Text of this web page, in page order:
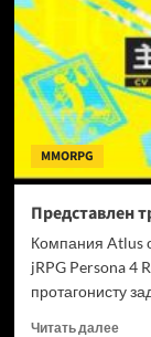
под
к
MMORPG
Представлен
Компания Atlus
jRPG Persona 4
протагонисту
Читать далее